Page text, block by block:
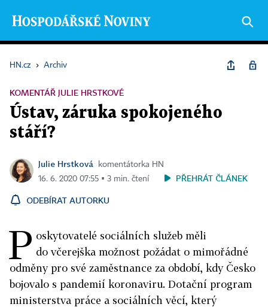
HN.cz › Archiv
KOMENTÁŘ JULIE HRSTKOVÉ
Ústav, záruka spokojeného
stáří?
Julie Hrstková
komentátorka HN
16. 6. 2020 07:55 ▪ 3 min. čtení
PŘEHRÁT ČLÁNEK
ODEBÍRAT AUTORKU
P oskytovatelé sociálních služeb měli
do včerejška možnost požádat o mimořádné
odměny pro své zaměstnance za období, kdy Česko
bojovalo s pandemií koronaviru. Dotační program
ministerstva práce a sociálních věcí, který